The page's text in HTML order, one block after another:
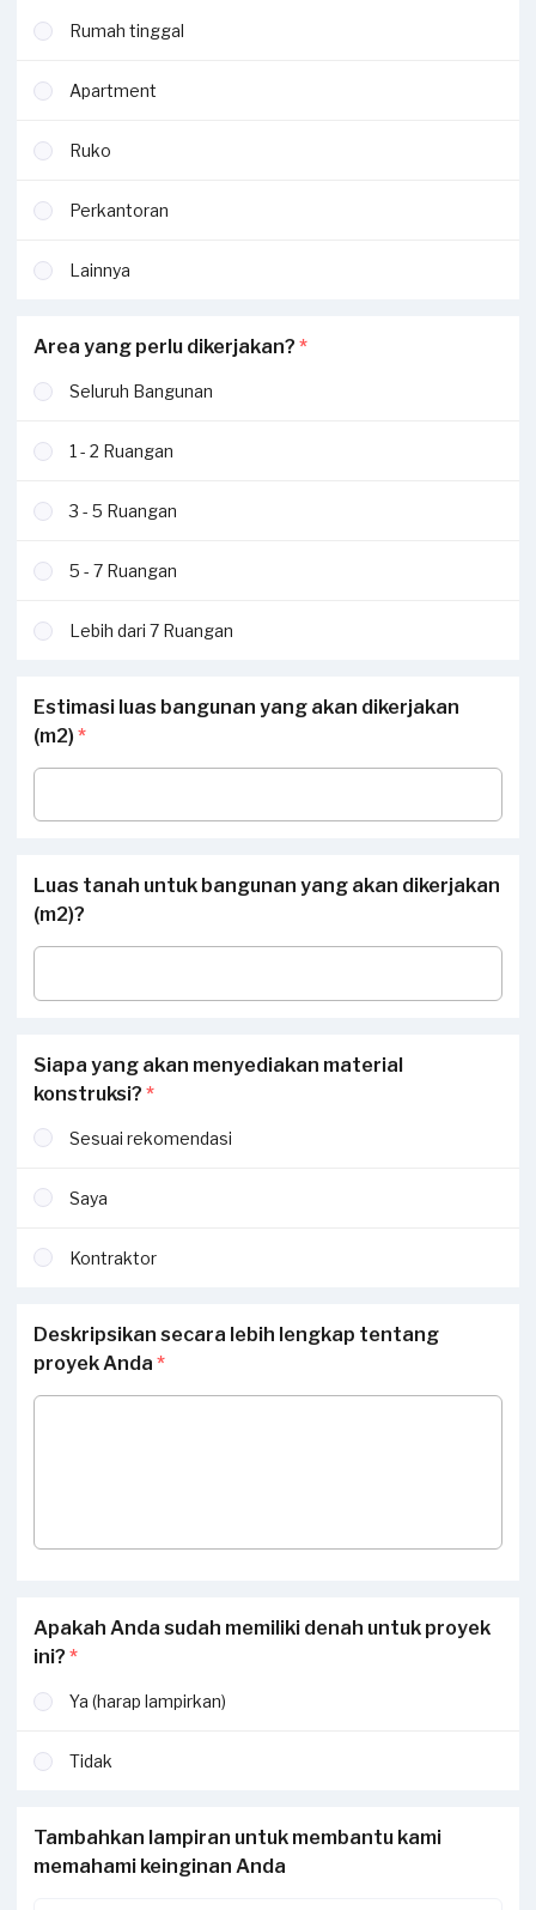
Rumah tinggal
Apartment
Ruko
Perkantoran
Lainnya
Area yang perlu dikerjakan? *
Seluruh Bangunan
1 - 2 Ruangan
3 - 5 Ruangan
5 - 7 Ruangan
Lebih dari 7 Ruangan
Estimasi luas bangunan yang akan dikerjakan
(m2) *
Luas tanah untuk bangunan yang akan dikerjakan
(m2)?
Siapa yang akan menyediakan material
konstruksi? *
Sesuai rekomendasi
Saya
Kontraktor
Deskripsikan secara lebih lengkap tentang
proyek Anda *
Apakah Anda sudah memiliki denah untuk proyek
ini? *
Ya (harap lampirkan)
Tidak
Tambahkan lampiran untuk membantu kami
memahami keinginan Anda